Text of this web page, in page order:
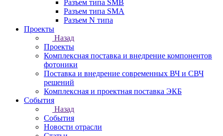
Разъем типа SMB
Разъем типа SMA
Разъем N типа
Проекты
Назад
Проекты
Комплексная поставка и внедрение компонентов
фотоники
Поставка и внедрение современных ВЧ и СВЧ
решений
Комплексная и проектная поставка ЭКБ
События
Назад
События
Новости отрасли